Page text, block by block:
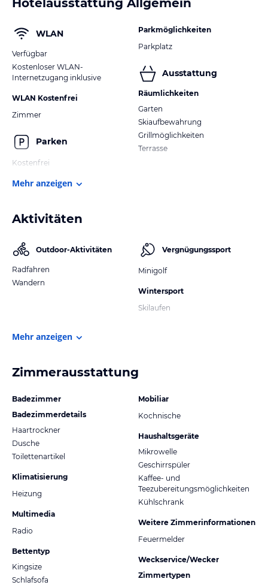
WLAN
Verfügbar
Kostenloser WLAN-
Internetzugang inklusive
WLAN Kostenfrei
Zimmer
Parken
Kostenfrei
Parkmöglichkeiten
Parkplatz
Ausstattung
Räumlichkeiten
Garten
Skiaufbewahrung
Grillmöglichkeiten
Terrasse
Mehr anzeigen
Aktivitäten
Outdoor-Aktivitäten
Radfahren
Wandern
Vergnügungssport
Minigolf
Wintersport
Skilaufen
Mehr anzeigen
Zimmerausstattung
Badezimmer
Badezimmerdetails
Haartrockner
Dusche
Toilettenartikel
Klimatisierung
Heizung
Multimedia
Radio
Bettentyp
Kingsize
Schlafsofa
Mobiliar
Kochnische
Haushaltsgeräte
Mikrowelle
Geschirrspüler
Kaffee- und
Teezubereitungsmöglichkeiten
Kühlschrank
Weitere Zimmerinformationen
Feuermelder
Weckservice/Wecker
Zimmertypen